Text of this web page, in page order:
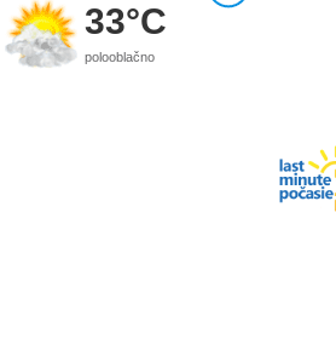
33°C
polooblačno